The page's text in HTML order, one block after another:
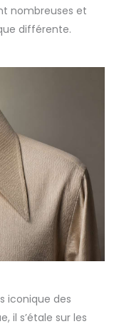
nombreuses et
différente.
iconique des
il s’étale sur les